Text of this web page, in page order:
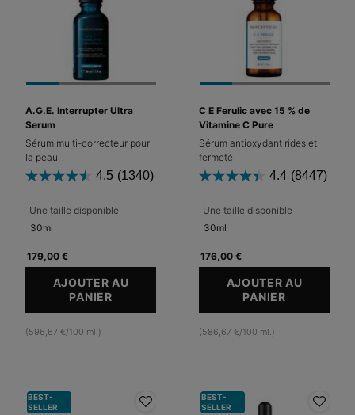
A.G.E. Interrupter Ultra
Serum
Sérum multi-correcteur pour
la peau
4.5 (1340)
Une taille disponible
30ml
179,00 €
AJOUTER AU
PANIER A.G.E. INTERRUPTER ULTRA SERUM
(596,67 €/100 ml.)
C E Ferulic avec 15 % de
Vitamine C Pure
Sérum antioxydant rides et
fermeté
4.4 (8447)
Une taille disponible
30ml
176,00 €
AJOUTER AU
PANIER
(586,67 €/100 ml.)
BEST-
SELLER
BEST-
SELLER